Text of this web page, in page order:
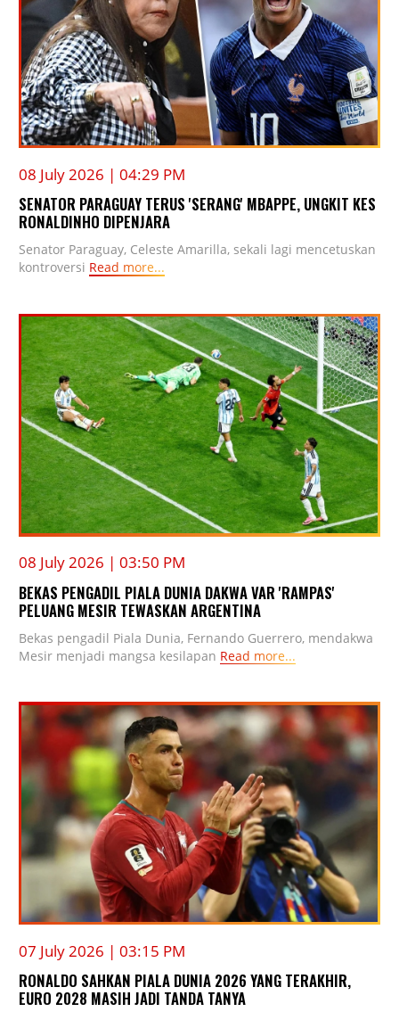
08 July 2026 | 04:29 PM
SENATOR PARAGUAY TERUS 'SERANG' MBAPPE, UNGKIT KES
RONALDINHO DIPENJARA
Senator Paraguay, Celeste Amarilla, sekali lagi mencetuskan
kontroversi Read more...
08 July 2026 | 03:50 PM
BEKAS PENGADIL PIALA DUNIA DAKWA VAR 'RAMPAS'
PELUANG MESIR TEWASKAN ARGENTINA
Bekas pengadil Piala Dunia, Fernando Guerrero, mendakwa
Mesir menjadi mangsa kesilapan Read more...
07 July 2026 | 03:15 PM
RONALDO SAHKAN PIALA DUNIA 2026 YANG TERAKHIR,
EURO 2028 MASIH JADI TANDA TANYA